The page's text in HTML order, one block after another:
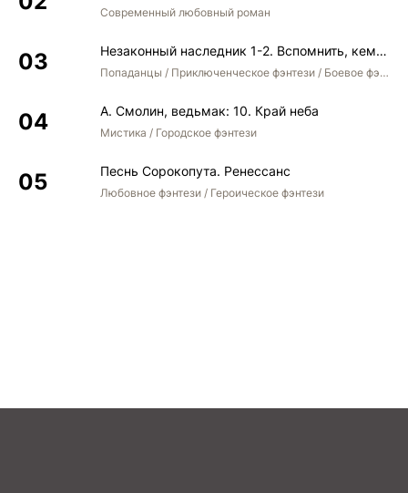
Современный любовный роман
Незаконный наследник 1-2. Вспомнить, кем был. Стать собой. Остаться собой
Попаданцы / Приключенческое фэнтези / Боевое фэнтези / Юмористическое фэнтези
А. Смолин, ведьмак: 10. Край неба
Мистика / Городское фэнтези
Песнь Сорокопута. Ренессанс
Любовное фэнтези / Героическое фэнтези